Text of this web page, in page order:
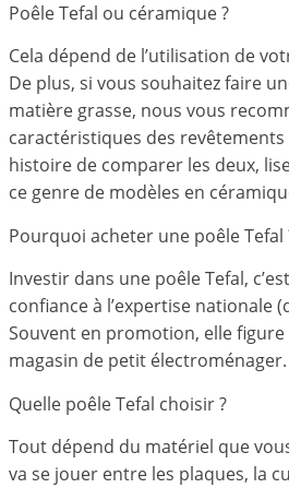
Poêle Tefal ou céramique ?
Cela dépend de l’utilisation de
De plus, si vous souhaitez faire
matière grasse, nous vous
caractéristiques des revêtements
histoire de comparer les deux,
ce genre de modèles en
Pourquoi acheter une poêle Tefal
Investir dans une poêle Tefal,
confiance à l’expertise nationale
Souvent en promotion, elle
magasin de petit électroménager.
Quelle poêle Tefal choisir ?
Tout dépend du matériel que
va se jouer entre les plaques, la